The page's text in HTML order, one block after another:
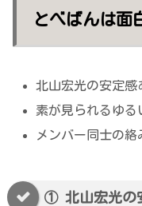
とべばんは面
北山宏光の安定感
素が見られるゆる
メンバー同士の絡
① 北山宏光の